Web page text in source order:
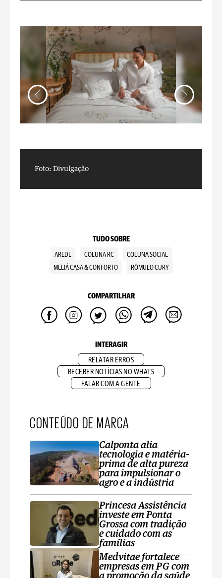
Foto: Divulgação
TUDO SOBRE
AREDE COLUNA RC
COLUNA SOCIAL
MELIÁ CASA & CONFORTO
RÔMULO CURY
COMPARTILHAR
INTERAGIR
RELATAR ERROS
RECEBER NOTÍCIAS NO WHATS
FALAR COM A GENTE
CONTEÚDO DE MARCA
Calponta alia
tecnologia e matéria-
prima de alta pureza
para impulsionar o
agro e a indústria
Princesa Assistência
investe em Ponta
Grossa com tradição
e cuidado com as
famílias
Medvitae fortalece
empresas em PG com
a promoção da saúde